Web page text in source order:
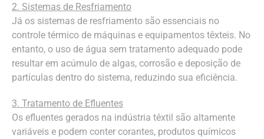
2. Sistemas de Resfriamento
Já os sistemas de resfriamento são essenciais no
controle térmico de máquinas e equipamentos têxteis. No
entanto, o uso de água sem tratamento adequado pode
resultar em acúmulo de algas, corrosão e deposição de
partículas dentro do sistema, reduzindo sua eficiência.
3. Tratamento de Efluentes
Os efluentes gerados na indústria têxtil são altamente
variáveis e podem conter corantes, produtos químicos